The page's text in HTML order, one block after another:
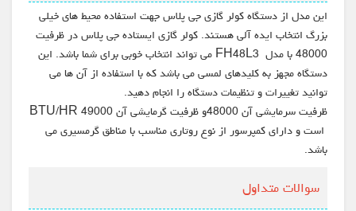
این مدل از دستگاه کولر گازی جی پلاس جهت استفاده محیط های خیلی
بزرگ انتخاب ایده آلی هستند. کولر گازی ایستاده جی پلاس در ظرفیت
48000 با مدل FH48L3 می تواند انتخاب خوبی برای شما باشد. این
دستگاه مجهز به کلیدهای لمسی می باشد که با استفاده از آن ها می
توانید تغییرات و تنظیمات دستگاه را انجام دهید.
ظرفیت سرمایشی آن 48000و ظرفیت گرمایشی آن 49000 BTU/HR
است و دارای کمپرسور از نوع روتاری مناسب با مناطق گرمسیری می
باشد.
سوالات متداول